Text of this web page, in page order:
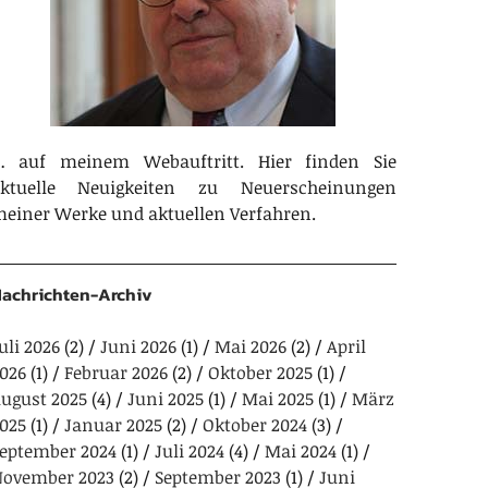
auf meinem Webauftritt. Hier finden Sie
Neuigkeiten zu Neuerscheinungen
Werke und aktuellen Verfahren.
Archiv
2026(2) Juni 2026(1) Mai 2026(2)
April
(1) Februar 2026(2) Oktober 2025(1)
2025(4) Juni 2025(1) Mai 2025(1)
März
(1) Januar 2025(2) Oktober 2024(3)
2024(1) Juli 2024(4) Mai 2024(1)
2023 (2) September 2023 (1) Juni